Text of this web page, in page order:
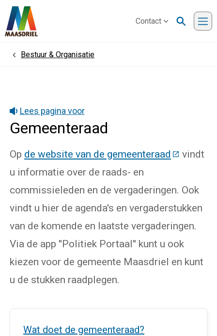
Contact
HomeBestuur & Organisatie
Lees pagina voor
Gemeenteraad
Op de website van de gemeenteraad (Deze
vindt
u informatie over de raads- en
commissieleden en de vergaderingen. Ook
vindt u hier de agenda's en vergaderstukken
van de komende en laatste vergaderingen.
Via de app ''Politiek Portaal'' kunt u ook
kiezen voor de gemeente Maasdriel en kunt
u de stukken raadplegen.
Wat doet de gemeenteraad?